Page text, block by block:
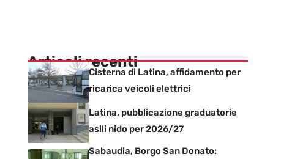
Articoli recenti
Cisterna di Latina, affidamento per
ricarica veicoli elettrici
Latina, pubblicazione graduatorie
asili nido per 2026/27
Sabaudia, Borgo San Donato: